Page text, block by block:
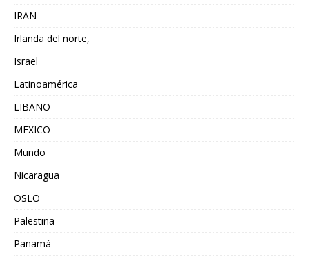
IRAN
Irlanda del norte,
Israel
Latinoamérica
LIBANO
MEXICO
Mundo
Nicaragua
OSLO
Palestina
Panamá